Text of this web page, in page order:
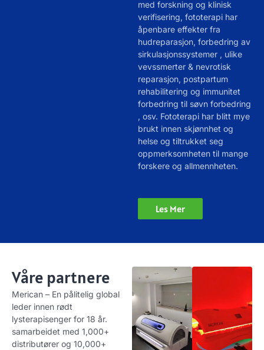
med forskning og klinisk
verifisering, fototerapi har
åpenbare effekter fra
hudreparasjon, forbedring av
sirkulasjonssystemer , ulike
vevssmerter & nevrotisk
reparasjon, postpartum
rehabilitering og immunitet
forbedring til søvn forbedring
, osv. Fototerapi har blitt mye
brukt innen skjønnhet og
helse og tiltrukket seg
oppmerksomheten til mange
forskere og allmennheten.
Les Mer
Våre partnere
Merican – En pålitelig global
leder innen rødt
lysterapisenger for 18 år.
samarbeidet med 1,000+
distributører og 10,000+